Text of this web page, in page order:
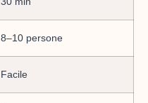
8–10 persone
Facile